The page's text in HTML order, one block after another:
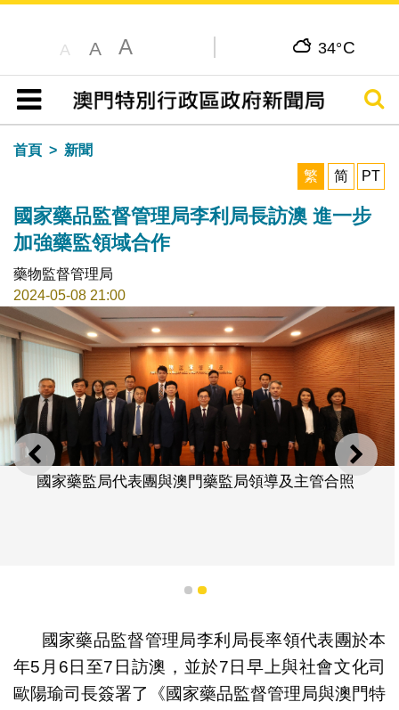
A A A 34°C
目錄
搜尋
首頁
新聞
繁
简 PT
國家藥品監督管理局李利局長訪澳 進一步
加強藥監領域合作
藥物監督管理局
2024-05-08 21:00
上一則 下一
國家藥監局代表團與澳門藥監局領導及主管合照
1 2
國家藥品監督管理局李利局長率領代表團於本
年5月6日至7日訪澳，並於7日早上與社會文化司
歐陽瑜司長簽署了《國家藥品監督管理局與澳門特